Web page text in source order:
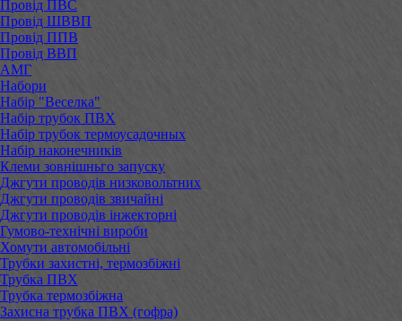
Провід ПВС
Провід ШВВП
Провід ППВ
Провід ВВП
АМГ
Набори
Набір "Веселка"
Набір трубок ПВХ
Набір трубок термоусадочных
Набір наконечників
Клеми зовнішньго запуску
Джгути проводів низковольтних
Джгути проводів звичайні
Джгути проводів інжекторні
Гумово-технічні вироби
Хомути автомобільні
Трубки захистні, термозбіжні
Трубка ПВХ
Трубка термозбіжна
Захисна трубка ПВХ (гофра)